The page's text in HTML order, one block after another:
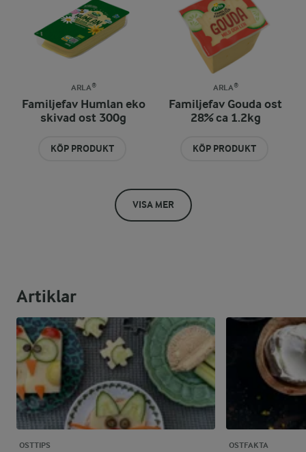
ARLA®
Familjefav Humlan eko
skivad ost 300g
KÖP PRODUKT
ARLA®
Familjefav Gouda ost
28% ca 1.2kg
KÖP PRODUKT
VISA MER
Artiklar
OSTTIPS OSTFAKTA